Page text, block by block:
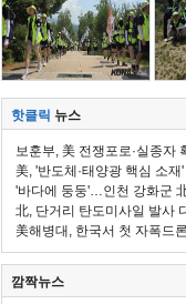
핫클릭 뉴스
보훈부, 美 전쟁포로·실종자
美, '반도체·태양광 핵심 소재
'바다에 둥둥'…인천 강화군
北, 단거리 탄도미사일 발사
美해병대, 한국서 첫 자폭드
깜짝뉴스